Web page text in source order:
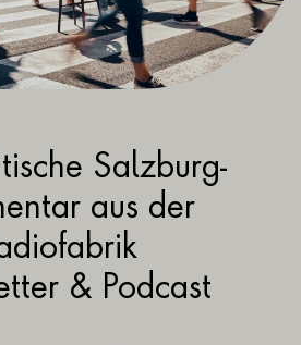
Salzburg-
aus der
& Podcast